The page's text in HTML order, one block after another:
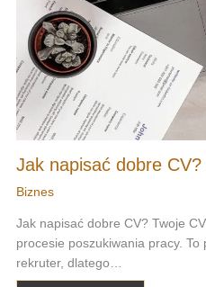
Jak napisać dobre
Biznes
Jak napisać dobre CV? Twoje
procesie poszukiwania pracy.
rekruter, dlatego…